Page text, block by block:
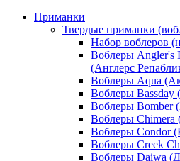
Приманки
Твердые приманки
Набор воблеров
Воблеры Angler's
(Англерс
Воблеры Aqua
Воблеры Bassday
Воблеры Bomber
Воблеры Chimera
Воблеры Condor
Воблеры Creek
Воблеры Daiwa